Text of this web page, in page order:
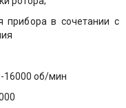
прибора в сочетании с
16000 об/мин